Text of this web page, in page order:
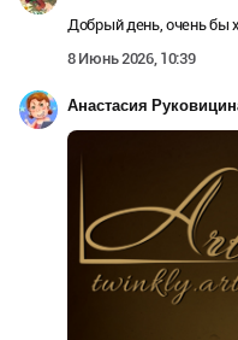
Добрый день, очень бы
8 Июнь 2026, 10:39
Анастасия